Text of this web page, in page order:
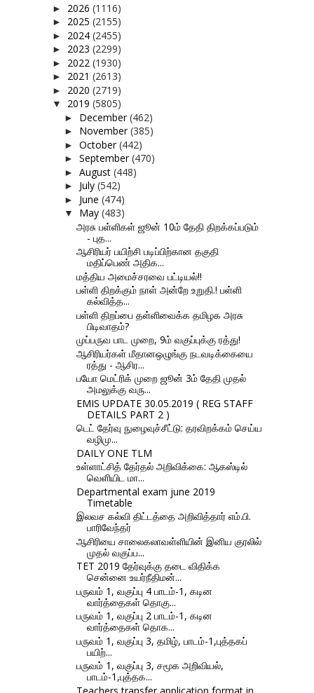
► 2026 (1116)
► 2025 (2155)
► 2024 (2455)
► 2023 (2299)
► 2022 (1930)
► 2021 (2613)
► 2020 (2719)
▼ 2019 (5805)
► December(462)
► November(385)
► October(442)
► September(470)
► August (448)
► July (542)
► June (474)
▼ May (483)
அரசு பள்ளிகள் ஜூன் 10ம் தேதி திறக்கப்படும்
- புத...
ஆசிரியர் பயிற்சி படிப்பிற்கான தகுதி
மதிப்பெண் அதிக...
மத்திய அமைச்சரவை பட்டியல்!!
பள்ளி திறக்கும் நாள் அன்றே உறுதி.! பள்ளி
கல்வித்த...
பள்ளி திறப்பை தள்ளிவைக்க தமிழக அரசு
பிடிவாதம்?
முப்பருவ பாட முறை, 9ம் வகுப்புக்கு ரத்து!
ஆசிரியர்கள் மீதானஒழுங்கு நடவடிக்கையை
ரத்து - ஆசிர...
பயோ மெட்ரிக் முறை ஜூன் 3ம் தேதி முதல்
அமலுக்கு வரு...
EMIS UPDATE 30.05.2019 ( REG STAFF
DETAILS PART 2 )
டெட் தேர்வு நுழைவுச்சீட்டு: தரவிறக்கம் செய்ய
வழிமு...
DAILY ONE TLM
உள்ளாட்சித் தேர்தல் அறிவிக்கை: ஆகஸ்டில்
வெளியிட மா...
Departmental exam june 2019
Timetable
இலவச கல்வி திட்டத்தை அறிவித்தார் எம்.பி.
பாரிவேந்தர்
ஆசிரியை சாலைகலாவள்ளியின் இனிய குரலில்
முதல் வகுப்ப...
TET 2019 தேர்வுக்கு தடை விதிக்க
சென்னை உயர்நீதிமன்...
பருவம் 1, வகுப்பு 4 பாடம்-1, கடின
வார்த்தைகள் தொகு...
பருவம் 1, வகுப்பு 2 பாடம்-1, கடின
வார்த்தைகள் தொக...
பருவம் 1, வகுப்பு 3, தமிழ், பாடம்-1,புத்தகப்
பயிற்...
பருவம் 1, வகுப்பு 3, சமூக அறிவியல்,
பாடம்-1,புத்தக...
Teachers transfer application format in